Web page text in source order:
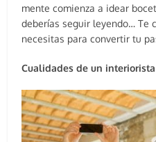
mente comienza a idear
deberías seguir leyendo… Te
necesitas para convertir tu
Cualidades de un interiorista